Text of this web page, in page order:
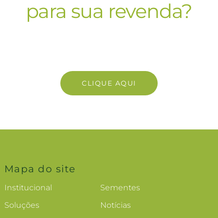
para sua revenda?
CLIQUE AQUI
Mapa do site
Institucional
Sementes
Soluções
Notícias